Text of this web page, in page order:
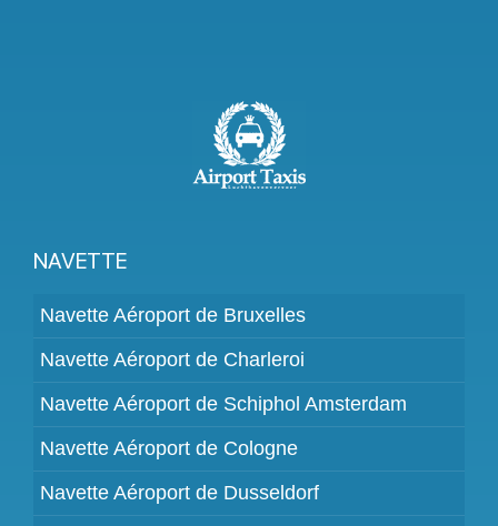
NAVETTE
Navette Aéroport de Bruxelles
Navette Aéroport de Charleroi
Navette Aéroport de Schiphol Amsterdam
Navette Aéroport de Cologne
Navette Aéroport de Dusseldorf